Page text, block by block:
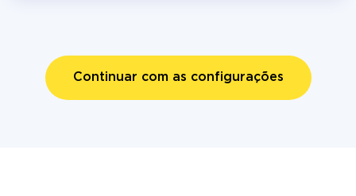
Continuar com as configurações